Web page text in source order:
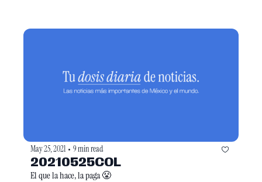
May 25, 2021 • 9 min read
20210525COL
El que la hace, la paga 😤